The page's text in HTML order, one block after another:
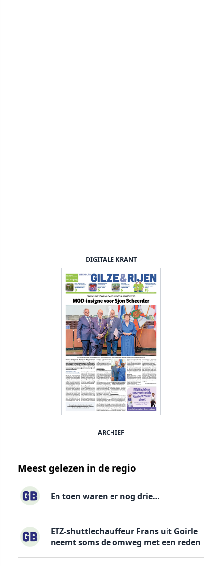
DIGITALE KRANT
ARCHIEF
Meest gelezen in de regio
En toen waren er nog drie…
ETZ-shuttlechauffeur Frans uit Goirle
neemt soms de omweg met een reden